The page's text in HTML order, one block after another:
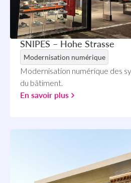
SNIPES – Hohe Strasse
Modernisation numérique
Modernisation numérique des
du bâtiment.
En savoir plus